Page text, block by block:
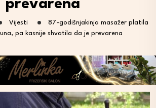
prevarena
Vijesti
87-godišnjakinja masažer platila
pa kasnije shvatila da je prevarena